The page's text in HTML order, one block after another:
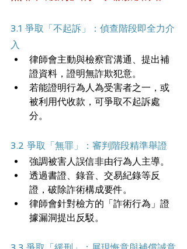
3.1 爭取「不起訴」：偵查階段即全力介
入
律師會主動與檢察官溝通、提出補
證資料，證明無詐欺犯意。
若能證明行為人為受害者之一，或
被利用代收款，可爭取不起訴處
分。
3.2 爭取「無罪」：審判階段精準舉證
強調被害人誤信非由行為人主導。
透過書證、錄音、交易紀錄等反
證，破除詐術構成要件。
律師會針對檢方的「詐術行為」證
據漏洞提出反駁。